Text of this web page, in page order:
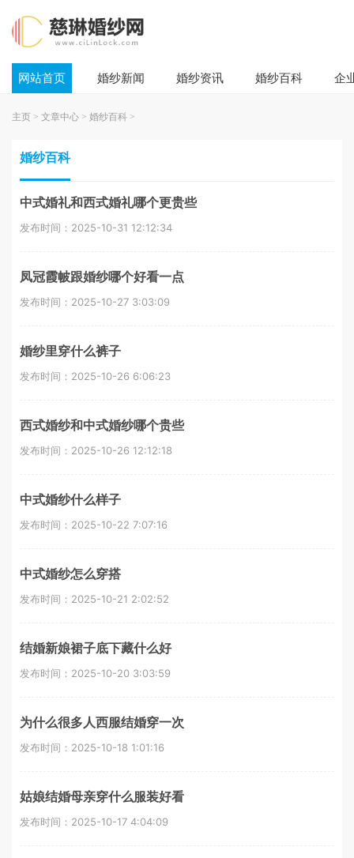
网站首页 婚纱新闻 婚纱资讯 婚纱百科 企
主页 > 文章中心 > 婚纱百科 >
婚纱百科
中式婚礼和西式婚礼哪个更贵些
发布时间：2025-10-31 12:12:34
凤冠霞帔跟婚纱哪个好看一点
发布时间：2025-10-27 3:03:09
婚纱里穿什么裤子
发布时间：2025-10-26 6:06:23
西式婚纱和中式婚纱哪个贵些
发布时间：2025-10-26 12:12:18
中式婚纱什么样子
发布时间：2025-10-22 7:07:16
中式婚纱怎么穿搭
发布时间：2025-10-21 2:02:52
结婚新娘裙子底下藏什么好
发布时间：2025-10-20 3:03:59
为什么很多人西服结婚穿一次
发布时间：2025-10-18 1:01:16
姑娘结婚母亲穿什么服装好看
发布时间：2025-10-17 4:04:09